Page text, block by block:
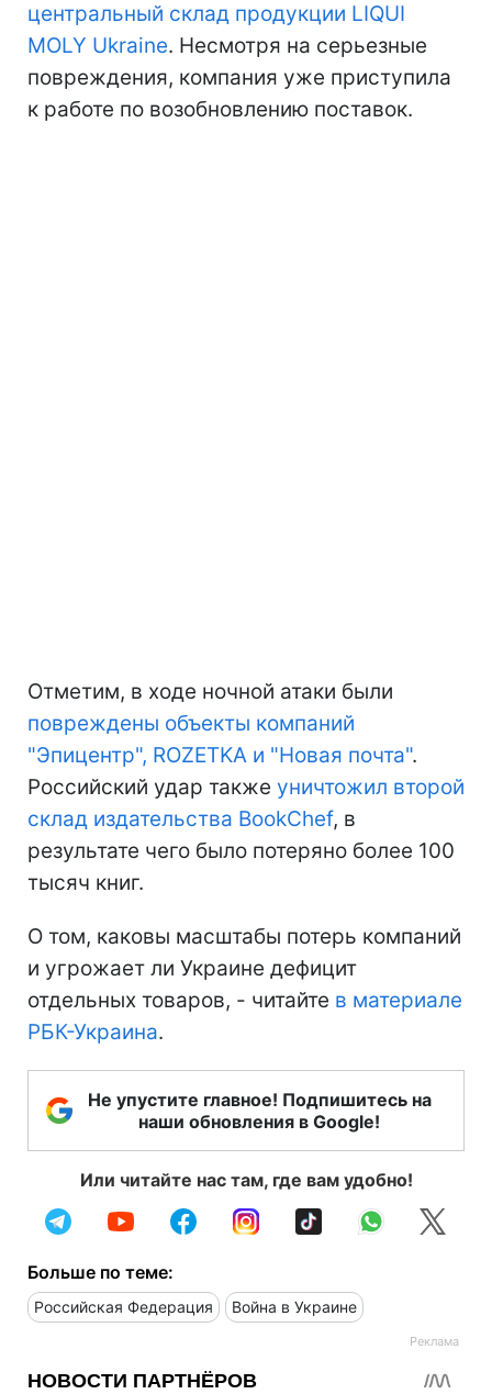
центральный склад продукции LIQUI
MOLY Ukraine. Несмотря на серьезные
повреждения, компания уже приступила
к работе по возобновлению поставок.
Отметим, в ходе ночной атаки были
повреждены объекты компаний
"Эпицентр", ROZETKA и "Новая почта".
Российский удар также уничтожил второй
склад издательства BookChef, в
результате чего было потеряно более 100
тысяч книг.
О том, каковы масштабы потерь компаний
и угрожает ли Украине дефицит
отдельных товаров, - читайте в материале
РБК-Украина.
Не упустите главное! Подпишитесь на
наши обновления в Google!
Или читайте нас там, где вам удобно!
Больше по теме:
Российская Федерация Война в Украине